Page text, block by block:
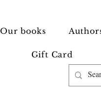
Our books
Gift Card